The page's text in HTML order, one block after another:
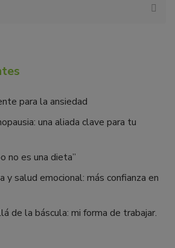
para la ansiedad
una aliada clave para tu
no es una dieta”
y salud emocional: más confianza en
de la báscula: mi forma de trabajar.